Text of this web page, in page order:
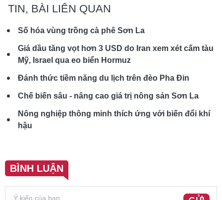
TIN, BÀI LIÊN QUAN
Số hóa vùng trồng cà phê Sơn La
Giá dầu tăng vọt hơn 3 USD do Iran xem xét cấm tàu
Mỹ, Israel qua eo biển Hormuz
Đánh thức tiềm năng du lịch trên đèo Pha Đin
Chế biến sâu - nâng cao giá trị nông sản Sơn La
Nông nghiệp thông minh thích ứng với biến đổi khí
hậu
BÌNH LUẬN